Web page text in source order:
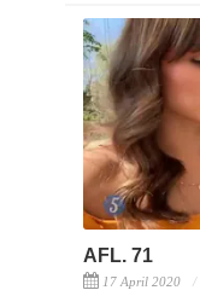
AFL. 71
17 April 2020